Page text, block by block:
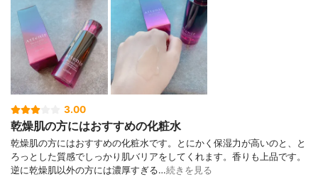
3.00
乾燥肌の方にはおすすめの化粧水
乾燥肌の方にはおすすめの化粧水です。とにかく保湿力が高いのと、と
ろっとした質感でしっかり肌バリアをしてくれます。香りも上品です。
逆に乾燥肌以外の方には濃厚すぎる…続きを見る